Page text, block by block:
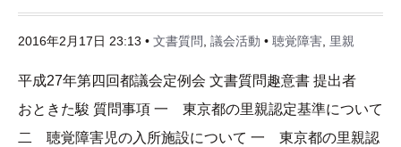
2016年2月17日 23:13 • 文書質問 , 議会活動 • 聴覚障害, 里親
平成27年第四回都議会定例会 文書質問趣意書 提出者
おときた駿 質問事項 一 東京都の里親認定基準について
二 聴覚障害児の入所施設について 一 東京都の里親認